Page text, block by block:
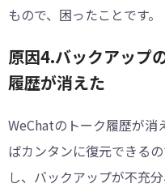
もので、困ったことです。
原因4.バックアップ
履歴が消えた
WeChatのトーク履歴が消
ばカンタンに復元できる
し、バックアップが不充